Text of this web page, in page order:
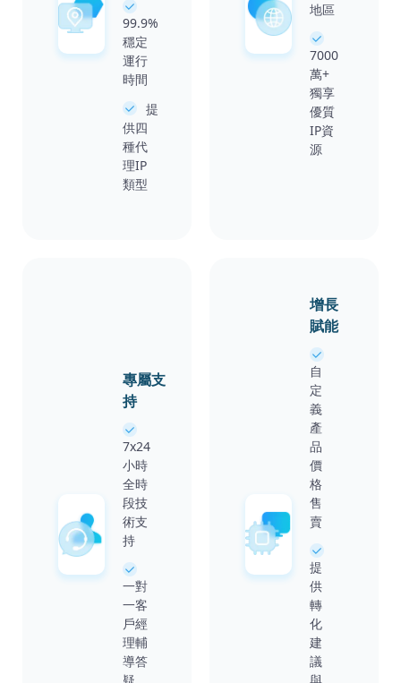
99.9%
穩定
運行
時間
提
供四
種代
理IP
類型
地區
7000
萬+
獨享
優質
IP資
源
專屬支
持
7x24
小時
全時
段技
術支
持
一對
一客
戶經
理輔
導答
增長
賦能
自
定
義
產
品
價
格
售
賣
提
供
轉
化
建
議